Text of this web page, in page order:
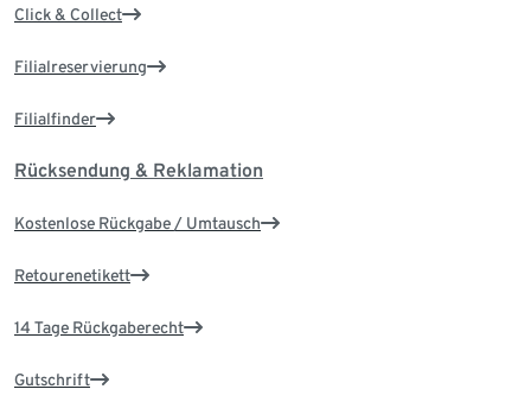
Click & Collect
Filialreservierung
Filialfinder
Rücksendung & Reklamation
Kostenlose Rückgabe / Umtausch
Retourenetikett
14 Tage Rückgaberecht
Gutschrift